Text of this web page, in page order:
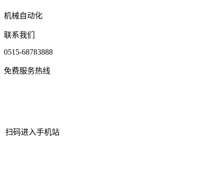
机械自动化
联系我们
0515-68783888
免费服务热线
扫码进入手机站